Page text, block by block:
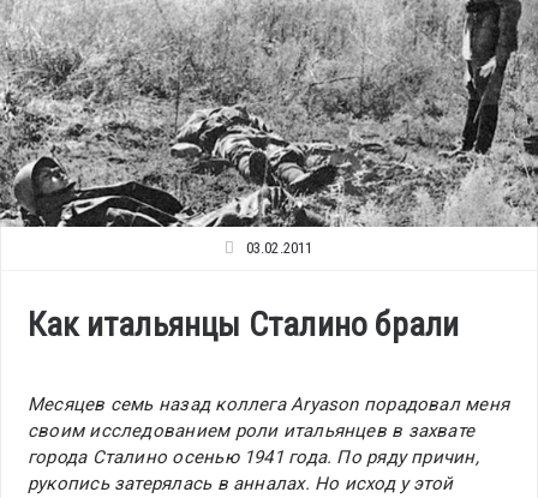
03.02.2011
Как итальянцы Сталино брали
Месяцев семь назад коллега Aryason порадовал меня
своим исследованием роли итальянцев в захвате
города Сталино осенью 1941 года. По ряду причин,
рукопись затерялась в анналах. Но исход у этой